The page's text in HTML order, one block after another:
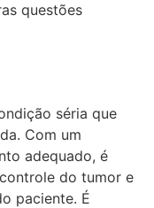
questões
séria que
Com um
adequado, é
do tumor e
paciente. É